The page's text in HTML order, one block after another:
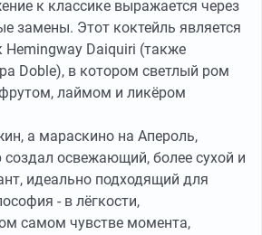
к классике выражается через
замены. Этот коктейль является
Daiquiri (также
Doble), в котором светлый ром
лаймом и ликёром
а мараскино на Апероль,
создал освежающий, более сухой и
идеально подходящий для
- в лёгкости,
самом чувстве момента,